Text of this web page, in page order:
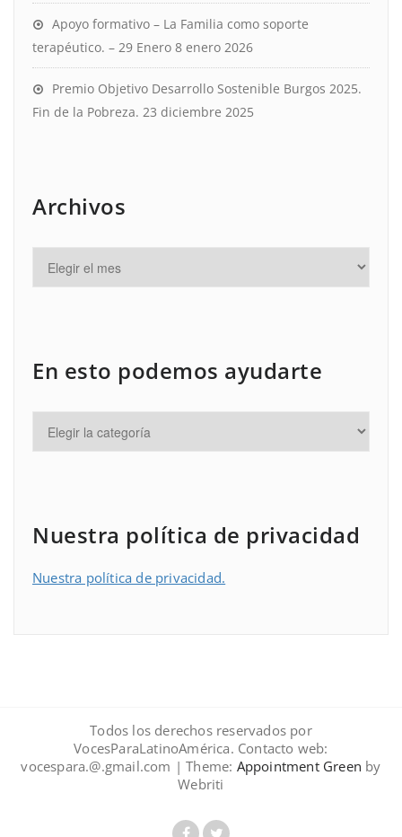
Apoyo formativo – La Familia como soporte
terapéutico. – 29 Enero 8 enero 2026
Premio Objetivo Desarrollo Sostenible Burgos 2025.
Fin de la Pobreza. 23 diciembre 2025
Archivos
En esto podemos ayudarte
Nuestra política de privacidad
Nuestra política de privacidad.
Todos los derechos reservados por
VocesParaLatinoAmérica. Contacto web:
vocespara.@.gmail.com | Theme: Appointment Green by
Webriti